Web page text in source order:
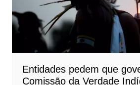
Entidades pedem que
Comissão da Verdade